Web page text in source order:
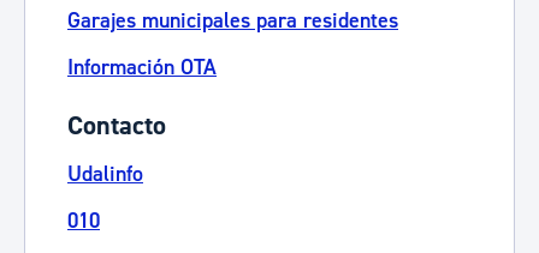
Garajes municipales para residentes
Información OTA
Contacto
Udalinfo
010